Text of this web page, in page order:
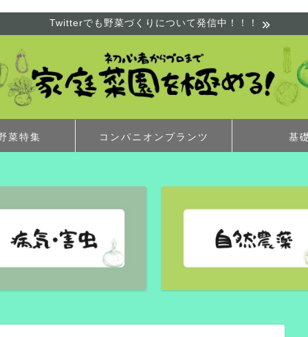
Twitterでも野菜づくりについて発信中！！！
菜特集 コンパニオンプランツ 基